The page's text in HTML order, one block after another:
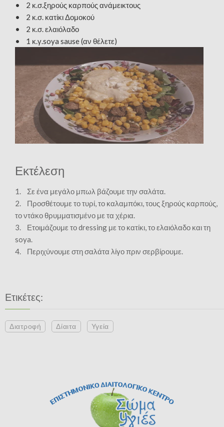
• 2 κ.σ.ξηρούς καρπούς ανάμεικτους
• 2 κ.σ. κατίκι Δομοκού
• 2 κ.σ. ελαιόλαδο
• 1 κ.γ.soya sause (αν θέλετε)
Εκτέλεση
1. Σε ένα μεγάλο μπωλ βάζουμε την σαλάτα.
2. Προσθέτουμε το τυρί, το καλαμπόκι, τους ξηρούς καρπούς,
το ντάκο θρυμματισμένο με τα χέρια.
3. Ετοιμάζουμε το dressing με το κατίκι, το ελαιόλαδο και τη
soya.
4. Περιχύνουμε στη σαλάτα λίγο πριν σερβίρουμε.
Ετικέτες:
Διατροφή Δίαιτα Υγεία